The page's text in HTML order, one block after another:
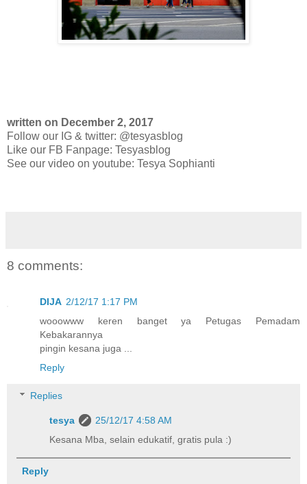
written on December 2, 2017
Follow our IG & twitter: @tesyasblog
Like our FB Fanpage: Tesyasblog
See our video on youtube: Tesya Sophianti
8 comments:
DIJA 2/12/17 1:17 PM
wooowww keren banget ya Petugas Pemadam
Kebakarannya
pingin kesana juga ...
Reply
Replies
tesya
25/12/17 4:58 AM
Kesana Mba, selain edukatif, gratis pula :)
Reply